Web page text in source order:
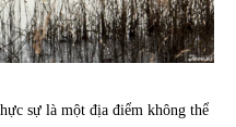
sự là một địa điểm không thể